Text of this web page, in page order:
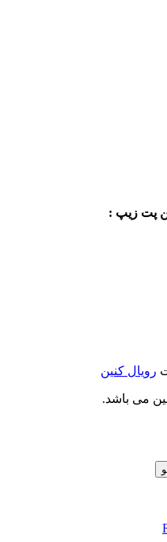
پت زیپ :
رویال کنین
می باشد.